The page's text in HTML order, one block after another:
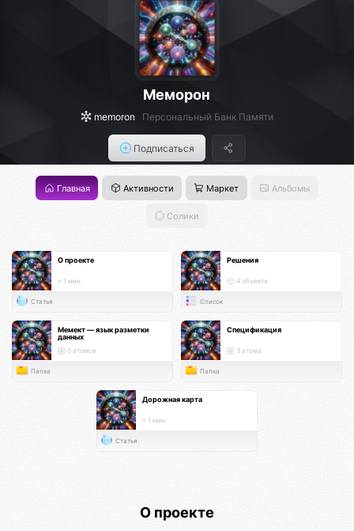
Меморон
memoron Персональный Банк Памяти
Подписаться
Главная Активности Маркет Альбомы
Солики
О проекте
< 1 мин.
Статья
Решения
4 объекта
Список
Мемект — язык разметки
данных
0 атомов
Папка
Спецификация
3 атома
Папка
Дорожная карта
< 1 мин.
Статья
О проекте